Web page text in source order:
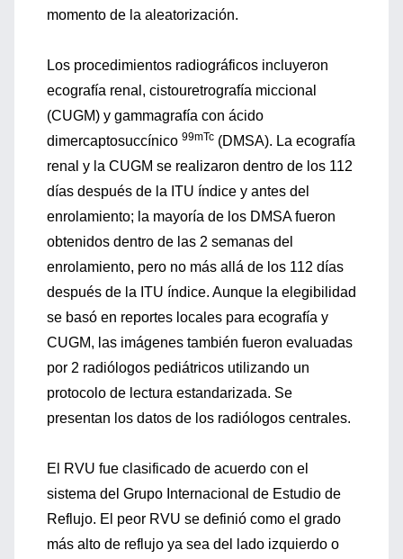
momento de la aleatorización.
Los procedimientos radiográficos incluyeron
ecografía renal, cistouretrografía miccional
(CUGM) y gammagrafía con ácido
dimercaptosuccínico 99mTc (DMSA). La ecografía
renal y la CUGM se realizaron dentro de los 112
días después de la ITU índice y antes del
enrolamiento; la mayoría de los DMSA fueron
obtenidos dentro de las 2 semanas del
enrolamiento, pero no más allá de los 112 días
después de la ITU índice. Aunque la elegibilidad
se basó en reportes locales para ecografía y
CUGM, las imágenes también fueron evaluadas
por 2 radiólogos pediátricos utilizando un
protocolo de lectura estandarizada. Se
presentan los datos de los radiólogos centrales.
El RVU fue clasificado de acuerdo con el
sistema del Grupo Internacional de Estudio de
Reflujo. El peor RVU se definió como el grado
más alto de reflujo ya sea del lado izquierdo o